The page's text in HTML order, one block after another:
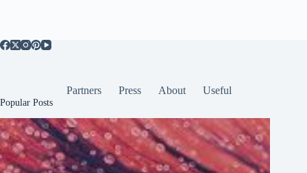
Partners Press About Useful
Popular Posts